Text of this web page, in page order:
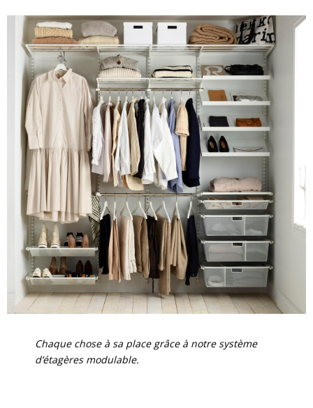
Chaque chose à sa place grâce à notre système
d’étagères modulable.